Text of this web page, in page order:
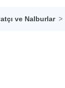
ve Nalburlar